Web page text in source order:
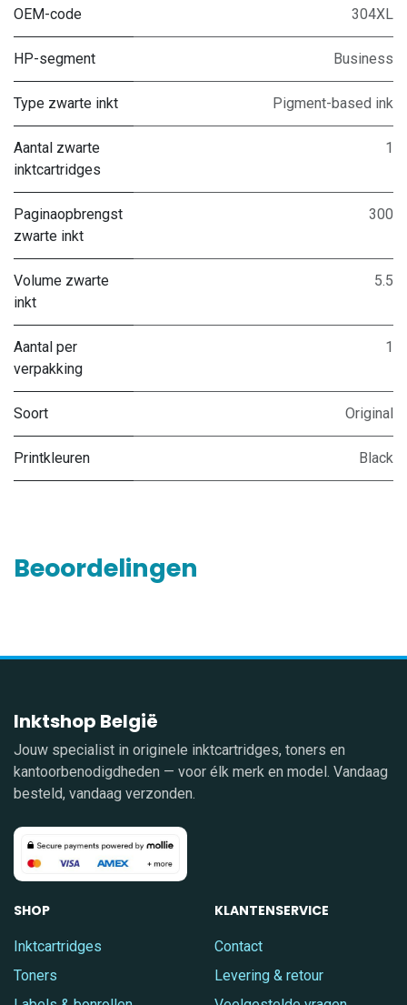
OEM-code 304XL
HP-segment Business
Type zwarte inkt Pigment-based ink
Aantal zwarte
inktcartridges
1
Paginaopbrengst
zwarte inkt
300
Volume zwarte
inkt
5.5
Aantal per
verpakking
1
Soort Original
Printkleuren Black
Beoordelingen
Inktshop België
Jouw specialist in originele inktcartridges, toners en
kantoorbenodigdheden — voor élk merk en model. Vandaag
besteld, vandaag verzonden.
SHOP
Inktcartridges
Toners
KLANTENSERVICE
Contact
Levering & retour